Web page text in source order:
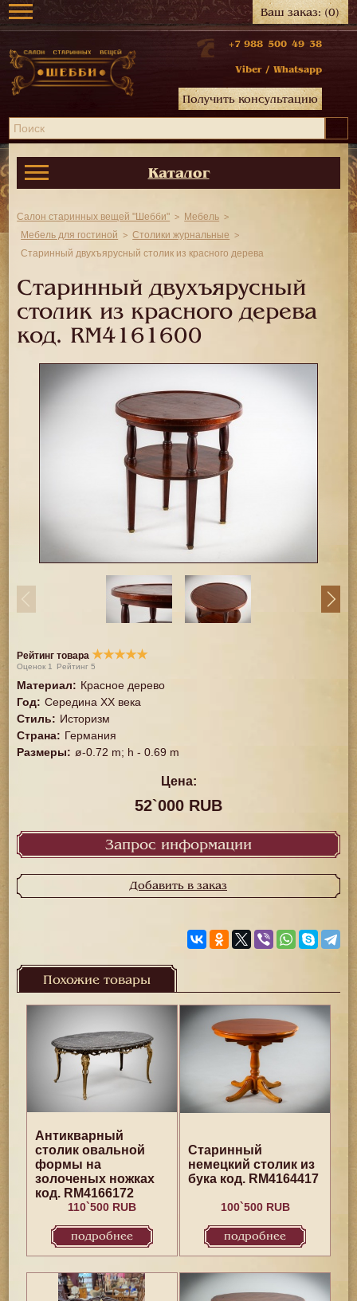
Ваш заказ:(0)
+7 988 500 49 38
Viber / Whatsapp
Получить консультацию
Каталог
Салон старинных вещей "Шебби"
Мебель
Мебель для гостиной
Столики журнальные
Старинный двухъярусный столик из красного дерева
Старинный двухъярусный
столик из красного дерева
код. RM4161600
Рейтинг товара ★★★★★
Оценок 1 Рейтинг5
Материал: Красное дерево
Год: Середина XX векa
Стиль: Историзм
Страна: Германия
Размеры: ø-0.72 m; h - 0.69 m
Цена:
52`000 RUB
Запрос информации
Добавить в заказ
Похожие товары
Антикварный
столик овальной
формы на
золоченых ножках
код. RM4166172
110`500 RUB
подробнее
Старинный
немецкий столик из
бука код. RM4164417
100`500 RUB
подробнее